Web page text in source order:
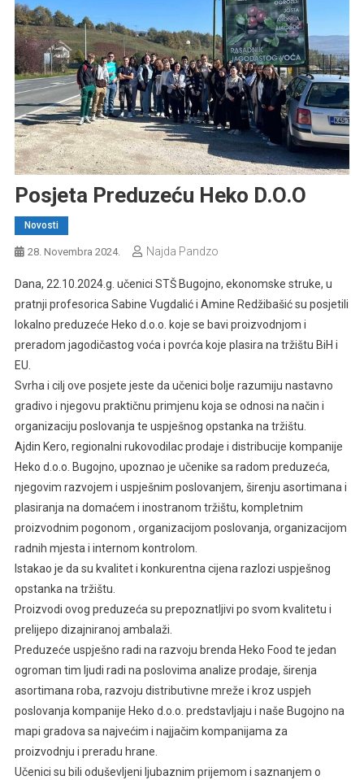
Posjeta Preduzeću Heko D.o.o
Novosti
28. Novembra 2024. Najda Pandzo
Dana, 22.10.2024.g. učenici STŠ Bugojno, ekonomske struke, u
pratnji profesorica Sabine Vugdalić i Amine Redžibašić su posjetili
lokalno preduzeće Heko d.o.o. koje se bavi proizvodnjom i
preradom jagodičastog voća i povrća koje plasira na tržištu BiH i
EU.
Svrha i cilj ove posjete jeste da učenici bolje razumiju nastavno
gradivo i njegovu praktičnu primjenu koja se odnosi na način i
organizaciju poslovanja te uspješnog opstanka na tržištu.
Ajdin Kero, regionalni rukovodilac prodaje i distribucije kompanije
Heko d.o.o. Bugojno, upoznao je učenike sa radom preduzeća,
njegovim razvojem i uspješnim poslovanjem, širenju asortimana i
plasiranja na domaćem i inostranom tržištu, kompletnim
proizvodnim pogonom , organizacijom poslovanja, organizacijom
radnih mjesta i internom kontrolom.
Istakao je da su kvalitet i konkurentna cijena razlozi uspješnog
opstanka na tržištu.
Proizvodi ovog preduzeća su prepoznatljivi po svom kvalitetu i
prelijepo dizajniranoj ambalaži.
Preduzeće uspješno radi na razvoju brenda Heko Food te jedan
ogroman tim ljudi radi na poslovima analize prodaje, širenja
asortimana roba, razvoju distributivne mreže i kroz uspjeh
poslovanja kompanije Heko d.o.o. predstavljaju i naše Bugojno na
mapi gradova sa najvećim i najjačim kompanijama za
proizvodnju i preradu hrane.
Učenici su bili oduševljeni ljubaznim prijemom i saznanjem o